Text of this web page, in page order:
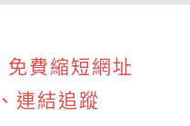
費縮短網址
連結追蹤